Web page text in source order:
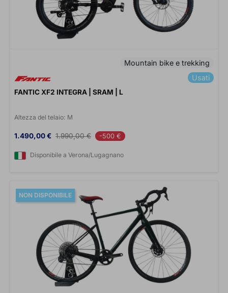
Mountain bike e trekking
Usati
FANTIC XF2 INTEGRA | SRAM | L
Altezza del telaio: M
Prezzo
1.490,00 € Prezzo base
1.990,00 € -500 €
Disponibile a Verona/Lugagnano
NON DISPONIBILE